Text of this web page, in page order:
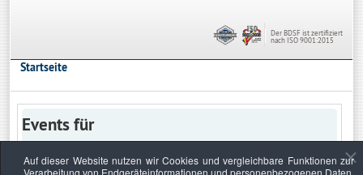
Der BDSF ist zertifiziert
nach ISO 9001:2015
Startseite
Events für
Auf dieser Website nutzen wir Cookies und vergleichbare Funktionen zur
Verarbeitung von Endgeräteinformationen und personenbezogenen Daten.